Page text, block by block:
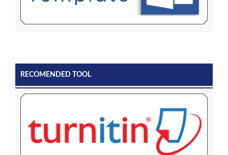
RECOMENDED TOOL